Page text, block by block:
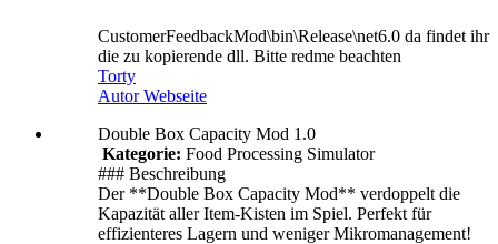
CustomerFeedbackMod\bin\Release\net6.0 da findet ihr
die zu kopierende dll. Bitte redme beachten
Torty
Autor Webseite
Double Box Capacity Mod 1.0
Kategorie: Food Processing Simulator
### Beschreibung
Der **Double Box Capacity Mod** verdoppelt die
Kapazität aller Item-Kisten im Spiel. Perfekt für
effizienteres Lagern und weniger Mikromanagement!